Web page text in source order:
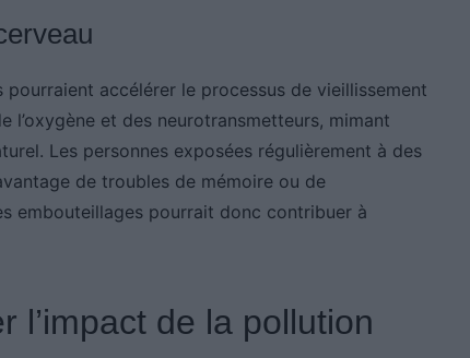
accélérer le processus de vieillissement
et des neurotransmetteurs, mimant
Les personnes exposées régulièrement à des
de troubles de mémoire ou de
embouteillages pourrait donc contribuer à
l’impact de la pollution